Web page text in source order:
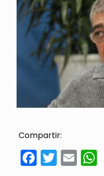
Compartir:
Facebook
Twitter